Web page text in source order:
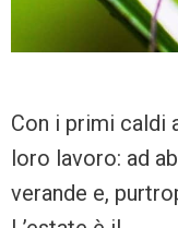
Con i primi caldi
loro lavoro: ad
verande e,